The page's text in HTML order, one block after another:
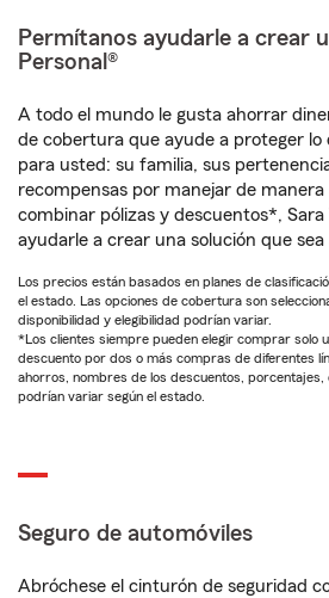
Permítanos ayudarle a crear
Personal®
A todo el mundo le gusta ahorrar
de cobertura que ayude a proteger
para usted: su familia, sus
recompensas por manejar de
combinar pólizas y descuentos*, Sara
ayudarle a crear una solución que
Los precios están basados en planes de
el estado. Las opciones de cobertura son
disponibilidad y elegibilidad podrían variar.
*Los clientes siempre pueden elegir comprar solo
descuento por dos o más compras de diferentes
ahorros, nombres de los descuentos, porcentajes,
podrían variar según el estado.
Seguro de automóviles
Abróchese el cinturón de seguridad